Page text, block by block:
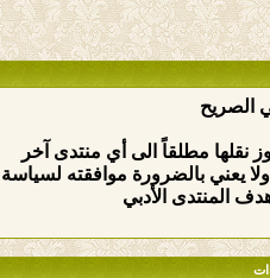
الصريح
نقلها مطلقاً الى أي منتدى آخر
بالضرورة موافقته لسياسة
المنتدى الأدبي